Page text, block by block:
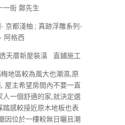
一街 鄭先生
京都淺柚 ; 真跡浮雕系列-
阿格西
天厝新屋裝潢 直鋪施工
地區較為風大也潮濕,原
屋主希望房間內不要一直
人一個舒適的家,就決定選
踏感較接近原木地板也表
因位於一樓較無日曬且潮